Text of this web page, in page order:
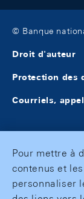
© Banque
Droit d'auteur
Protection des
Courriels,
Pour mettre à
contenus et
personnaliser